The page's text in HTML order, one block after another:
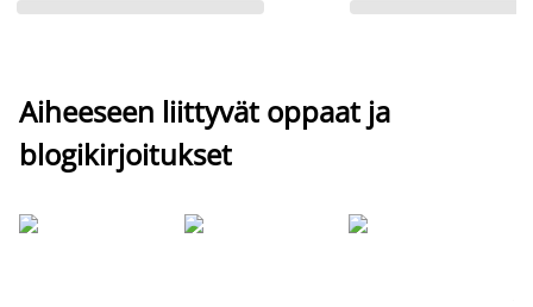
Aiheeseen liittyvät oppaat ja
blogikirjoitukset